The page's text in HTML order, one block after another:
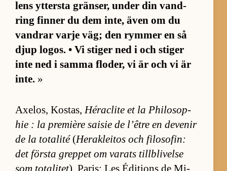
lens yt­tersta grän­ser, un­der din vand­
ring fin­ner du dem in­te, även om du
vand­rar varje väg; den rym­mer en så
djup lo­gos. • Vi sti­ger ned i och sti­ger
inte ned i samma flo­der, vi är och vi är
in­te. »
Ax­el­os, Kos­tas, Héraclite et la Phi­lo­sop­
hie : la pre­mière sa­i­sie de l’être en de­ve­nir
de la to­ta­lité(Herak­le­i­tos och fi­lo­so­fin:
det första grep­pet om va­rats till­bli­velse
som to­ta­li­tet), Pa­ris: Les Édi­tions de Mi­